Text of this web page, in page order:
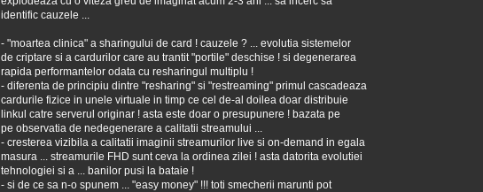
identific cauzele ...
- "moartea clinica" a sharingului de card ! cauzele ? ... evolutia sistemelor
de criptare si a cardurilor care au trantit "portile" deschise ! si degenerarea
rapida performantelor odata cu resharingul multiplu !
- diferenta de principiu dintre "resharing" si "restreaming" primul cascadeaza
cardurile fizice in unele virtuale in timp ce cel de-al doilea doar distribuie
linkul catre serverul originar ! asta este doar o presupunere ! bazata pe
pe observatia de nedegenerare a calitatii streamului ...
- cresterea vizibila a calitatii imaginii streamurilor live si on-demand in egala
masura ... streamurile FHD sunt ceva la ordinea zilei ! asta datorita evolutiei
tehnologiei si a ... banilor pusi la bataie !
- si de ce sa n-o spunem ... "easy money" !!! toti smecherii marunti pot